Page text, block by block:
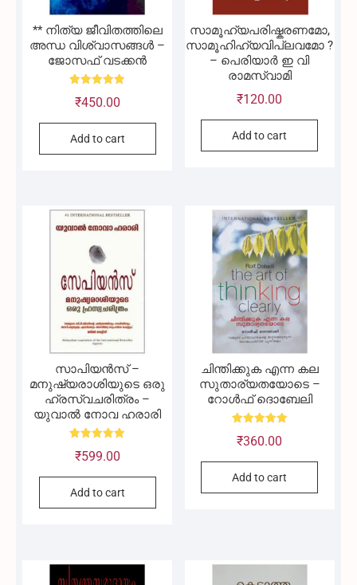
** നിത്യ ജീവിതത്തിലെ
അന്ധ വിശ്വാസങ്ങൾ –
ജോസഫ് വടക്കൻ
4.86
₹450.00
Add to cart
സാമൂഹ്യപരിഷ്കരണമോ,
സാമൂഹിഹ്യവിപ്ലവമോ ?
– പെരിയാർ ഇ വി
രാമസ്വാമി
₹120.00
Add to cart
സാപിയൻസ് –
മനുഷ്യരാശിയുടെ ഒരു
ഹ്രസ്വചരിത്രം –
യുവാൽ നോവ ഹരാരി
4.91
₹599.00
Add to cart
ചിന്തിക്കുക എന്ന കല
സുതാര്യതയോടെ –
റോൾഫ് ദൊബേലി
5.00
₹360.00
Add to cart